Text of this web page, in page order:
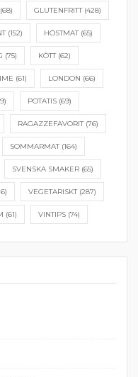
GLUTENFRITT(428)
(152) HÖSTMAT(65)
(75) KÖTT(62)
(61) LONDON (66)
POTATIS(69)
RAGAZZEFAVORIT(76)
SOMMARMAT(164)
SVENSKA SMAKER(65)
VEGETARISKT(287)
(61) VINTIPS (74)